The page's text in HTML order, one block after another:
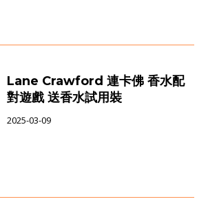
Lane Crawford 連卡佛 香水配
對遊戲 送香水試用裝
2025-03-09